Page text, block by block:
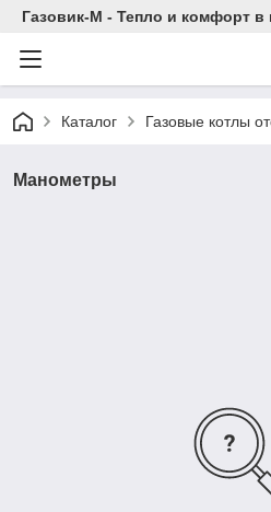
Газовик-М - Тепло и комфорт
Каталог Газовые котлы
Манометры